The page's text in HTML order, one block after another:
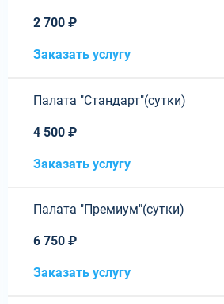
2 700 ₽
Заказать услугу
Палата "Стандарт"(сутки)
4 500 ₽
Заказать услугу
Палата "Премиум"(сутки)
6 750 ₽
Заказать услугу